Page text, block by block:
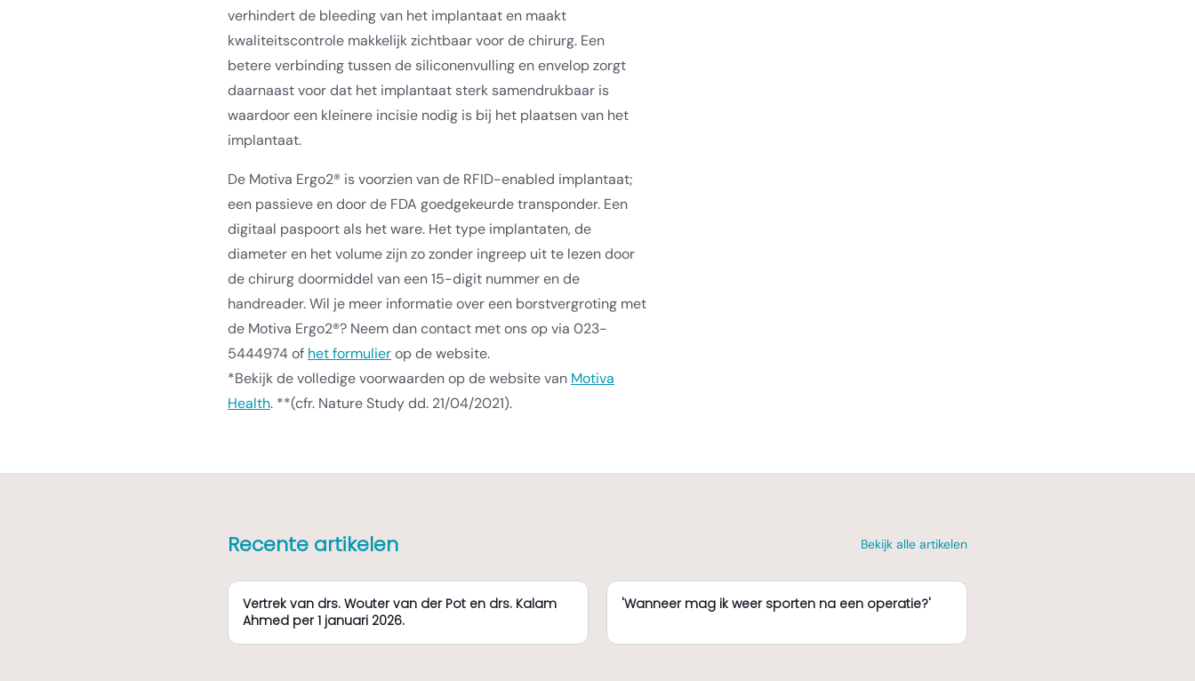
verhindert de bleeding van het implantaat en maakt
kwaliteitscontrole makkelijk zichtbaar voor de chirurg. Een
betere verbinding tussen de siliconenvulling enenvelop zorgt
daarnaast voor dat het implantaat sterk samendrukbaar is
waardoor een kleinere incisie nodig is bij het plaatsen van het
implantaat.
De Motiva Ergo2® is voorzien van de RFID-enabled implantaat;
een passieve en door de FDA goedgekeurde transponder. Een
digitaal paspoort als het ware. Het type implantaten, de
diameter en het volume zijn zo zonder ingreep uit te lezen door
de chirurg doormiddel van een 15-digit nummer en de
handreader. Wil je meer informatie over een borstvergroting met
de Motiva Ergo2®? Neem dan contact met ons op via 023-
5444974 of het formulierop de website.
*Bekijk de volledige voorwaarden op de website van Motiva
Health. **(cfr. Nature Study dd. 21/04/2021).
Recente artikelen Bekijk alle artikelen
Vertrek van drs. Wouter van der Pot en drs. Kalam
Ahmed per 1 januari 2026.
'Wanneer mag ik weer sporten na een operatie?'